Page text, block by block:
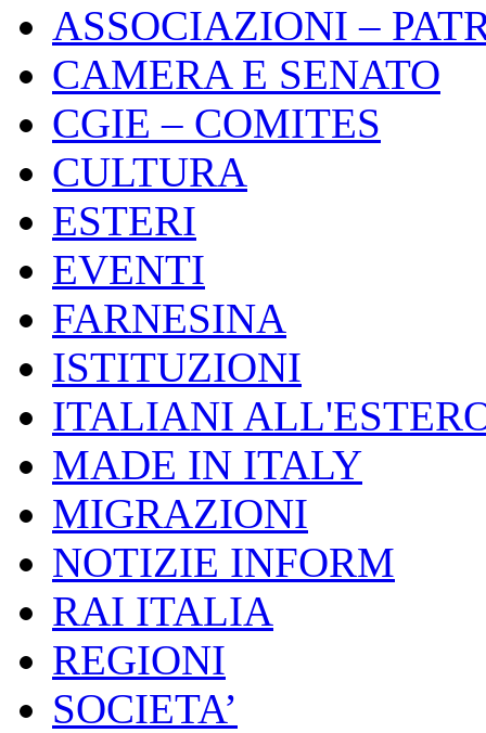
ASSOCIAZIONI –
CAMERA E SENATO
CGIE – COMITES
CULTURA
ESTERI
EVENTI
FARNESINA
ISTITUZIONI
ITALIANI
MADE IN ITALY
MIGRAZIONI
NOTIZIE INFORM
RAI ITALIA
REGIONI
SOCIETA’